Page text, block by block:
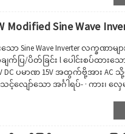
Modified Sine Wave
းသော Sine Wave Inverter လက္
ြ/ပိတ်ခြင်း l ပေါင်းစပ်ထား
ပမာဏ 15V အထွက်ဗို့အား AC သို့
င့်လျော်သော အင်္ဂါရပ်- · ကား၊ လှေ